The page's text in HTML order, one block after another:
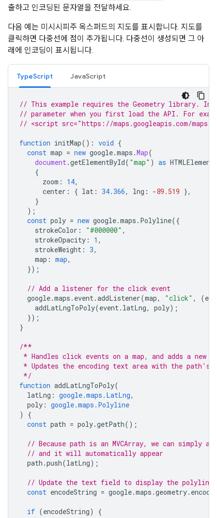
출하고 인코딩된 문자열을 전달하세요.
다음 예는 미시시피주 옥스퍼드의 지도를 표시합니다. 지도를
클릭하면 다중선에 점이 추가됩니다. 다중선이 생성되면 그 아
래에 인코딩이 표시됩니다.
TypeScript JavaScript
// This example requires the Geometry library.
// parameter when you first load the API. For
// <script src="https://maps.googleapis.com/maps/
function initMap() : void {
const map = new google.maps .Map(
document.getElementById( "map" ) as HTMLElement
{
zoom : 14,
center : { lat : 34.366, lng : -89.519 },
}
);
const poly = new google.maps . Polyline({
strokeColor : "#000000" ,
strokeOpacity : 1 ,
strokeWeight : 3,
map : map,
});
// Add a listener for the click event
google.maps . event.addListener(map, "click" , (
addLatLngToPoly(event. latLng, poly);
});
}
/**
* Handles click events on a map, and adds a
* Updates the encoding text area with the path's
*/
function addLatLngToPoly(
latLng : google.maps.LatLng,
poly : google.maps.Polyline
)
{
const path = poly.getPath();
// Because path is an MVCArray, we can simply
// and it will automatically appear
path .push(latLng);
// Update the text field to display the polyline
const encodeString = google.maps .geometry.
if (encodeString)
{